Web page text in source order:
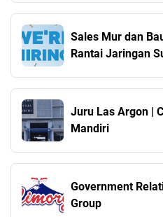
Sales Mur dan
Rantai Jaringan
Juru Las Argon |
Mandiri
Government
Group